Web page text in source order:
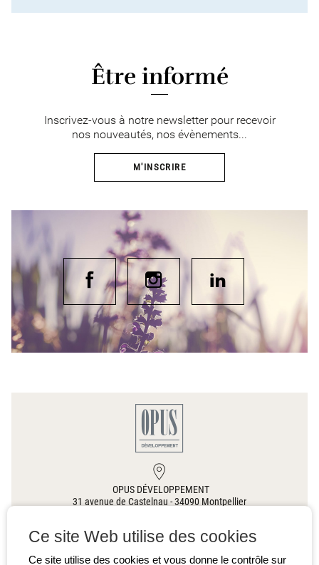
Être informé
Inscrivez-vous à notre newsletter pour recevoir
nos nouveautés, nos évènements...
M'INSCRIRE
OPUS DÉVELOPPEMENT
31 avenue de Castelnau -34090 Montpellier
00 33(0)4 67 60 63 76
Ce site Web utilise des cookies
Ce site utilise des cookies et vous donne le contrôle sur